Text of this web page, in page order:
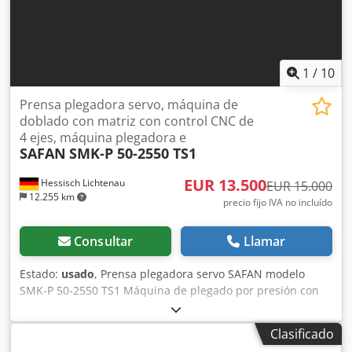
1 / 10
Hessisch Lichtenau
12.255 km
Prensa plegadora servo, máquina de
doblado con matriz con control CNC de
4 ejes, máquina plegadora e
SAFAN SMK-P 50-2550 TS1
EUR 13.500EUR 15.000
precio fijo IVA no incluído
Consultar Llamar
Estado: usado, Prensa plegadora servo SAFAN modelo
SMK-P 50-2550 TS1 Máquina de plegado por presión con
control CNC de 4 ejes N.º de serie: MK 285 Año de
fabricación: 1998 Control CNC SAFAN, versión de software
5.07 TS1 Fuerza de presión: 500 kN (50 toneladas) Longitud
Clasificado